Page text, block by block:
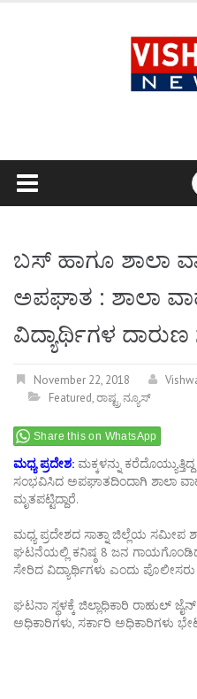
ಬಸ್ ಹಾಗೂ ಶಾಲಾ
ಅಪಘಾತ : ಶಾಲಾ
ವಿದ್ಯಾರ್ಥಿಗಳ ದಾರುಣ
November 22, 2018
Featured,ರಾಷ್ಟ್ರ ನ್ಯೂಸ್
Share this on WhatsApp
ಮಧ್ಯ ಪ್ರದೇಶ: ಮಕ್ಕಳನ್ನು
ಸಂಭವಿಸಿದ ಅಪಘಾತದಿಂದಾಗಿ ಶಾಲಾ
ಮೃತಪಟ್ಟಿದ್ದಾರೆ.
ಮಧ್ಯ ಪ್ರದೇಶದ ಸಾತ್ನಾ ಜಿಲ್ಲೆಯ ಸಮೀಪ
ಘಟನೆಯಲ್ಲಿ ಕನಿಷ್ಠ 8 ಜನ
ಸೇರಿದ ವಿದ್ಯಾರ್ಥಿಗಳು ಎಂದು ಪೊಲೀಸರು
ಘಟನಾ ಸ್ಥಳಕ್ಕೆ ಜಿಲ್ಲಾಧಿಕಾರಿ ರಾಹುಲ್
ಅಧಿಕಾರಿಗಳು, ಸರ್ಕಾರಿ ಅಧಿಕಾರಿಗಳು